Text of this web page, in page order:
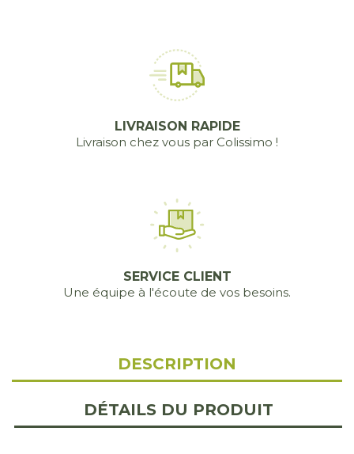
LIVRAISON RAPIDE
Livraison chez vous par Colissimo !
SERVICE CLIENT
Une équipe à l'écoute de vos besoins.
DESCRIPTION
DÉTAILS DU PRODUIT